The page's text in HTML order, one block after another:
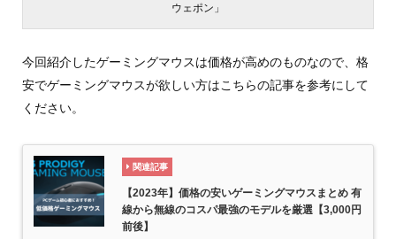
ウェポン」
今回紹介したゲーミングマウスは価格が高めのものなので、格
安でゲーミングマウスが欲しい方はこちらの記事を参考にして
ください。
関連記事
【2023年】価格の安いゲーミングマウスまとめ 有
線から無線のコスパ最強のモデルを厳選【3,000円
前後】